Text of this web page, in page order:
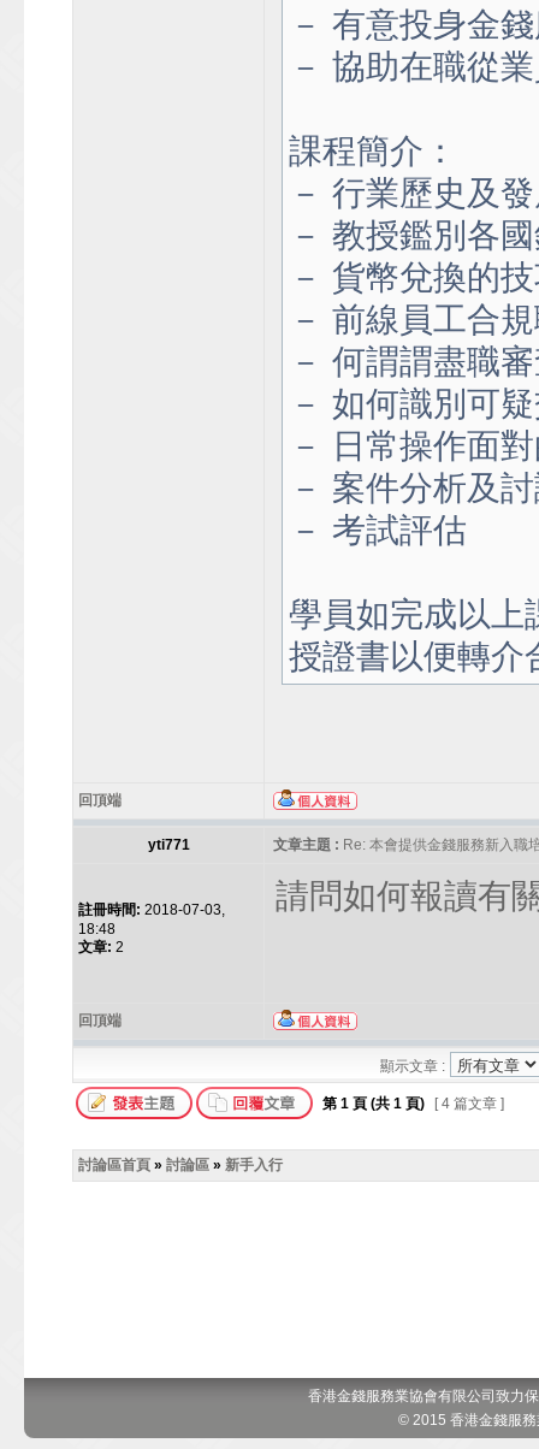
－ 有意投身金
－ 協助在職從
課程簡介：
－ 行業歷史及
－ 教授鑑別各
－ 貨幣兌換的
－ 前線員工合
－ 何謂謂盡職
－ 如何識別可
－ 日常操作面
－ 案件分析及
－ 考試評估
學員如完成以上
授證書以便轉介
回頂端
yti771 文章主題 : Re: 本會提供金錢服務新入職
註冊時間: 2018-07-03,
18:48
文章: 2
請問如何報讀有
回頂端
顯示文章 :
第 1 頁 (共 1 頁) [ 4 篇文章 ]
討論區首頁 » 討論區 » 新手入行
香港金錢服務業協會有限公司致力
© 2015 香港金錢服